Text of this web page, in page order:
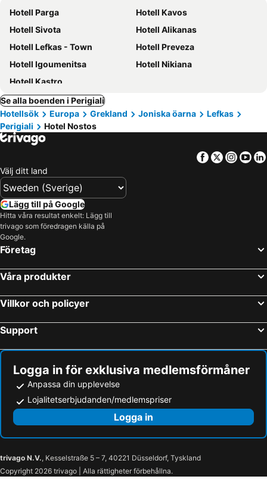
Hotell Parga
Hotell Kavos
Hotell Sivota
Hotell Alikanas
Hotell Lefkas - Town
Hotell Preveza
Hotell Igoumenitsa
Hotell Nikiana
Hotell Kastro
Se alla boenden i Perigiali
Hotellsök
Europa Grekland Joniska öarna
Lefkas
Perigiali
Hotel Nostos
Facebook
Twitter
Välj ditt land
Lägg till på Google
Hitta våra resultat enkelt: Lägg till
trivago som föredragen källa på
Google.
Företag
Våra produkter
Villkor och policyer
Support
Logga in för exklusiva medlemsförmåner
Anpassa din upplevelse
Lojalitetserbjudanden/medlemspriser
Logga in
trivago N.V., Kesselstraße 5 – 7, 40221 Düsseldorf, Tyskland
Copyright 2026 trivago | Alla rättigheter förbehållna.